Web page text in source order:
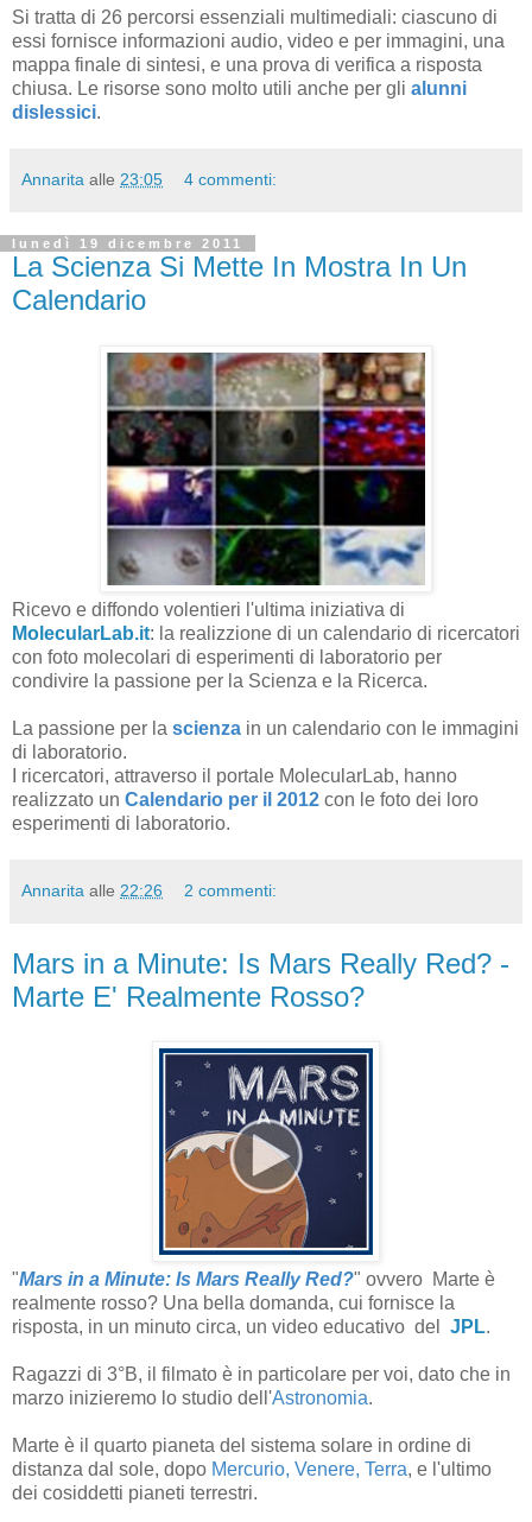
Si tratta di 26 percorsi essenziali multimediali: ciascuno di
essi fornisce informazioni audio, video e per immagini, una
mappa finale di sintesi, e una prova di verifica a risposta
chiusa. Le risorse sono molto utili anche per gli alunni
dislessici.
Annarita alle 23:05 4 commenti:
lunedì 19 dicembre 2011
La Scienza Si Mette In Mostra In Un
Calendario
Ricevo e diffondo volentieri l'ultima iniziativa di
MolecularLab.it: la realizzione di un calendario di ricercatori
con foto molecolari di esperimenti di laboratorio per
condivire la passione per la Scienza e la Ricerca.
La passione per la scienza in un calendario con le immagini
di laboratorio.
I ricercatori, attraverso il portale MolecularLab, hanno
realizzato un Calendario per il 2012 con le foto dei loro
esperimenti di laboratorio.
Annarita alle 22:26 2 commenti:
Mars in a Minute: Is Mars Really Red? -
Marte E' Realmente Rosso?
"Mars in a Minute: Is Mars Really Red?" ovvero Marte è
realmente rosso? Una bella domanda, cui fornisce la
risposta, in un minuto circa, un video educativo del JPL.
Ragazzi di 3°B, il filmato è in particolare per voi, dato che in
marzo inizieremo lo studio dell'Astronomia.
Marte è il quarto pianeta del sistema solare in ordine di
distanza dal sole, dopo Mercurio, Venere, Terra, e l'ultimo
dei cosiddetti pianeti terrestri.